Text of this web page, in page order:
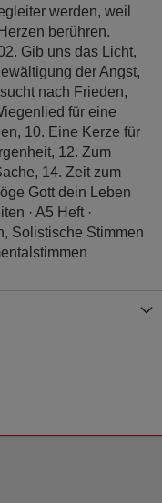
werden, weil
berühren.
Gib uns das Licht,
der Angst,
nach Frieden,
für eine
10. Eine Kerze für
12. Zum
14. Zeit zum
Gott dein Leben
· A5 Heft ·
Solistische Stimmen